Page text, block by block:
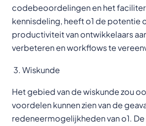
codebeoordelingen en het
kennisdeling, heeft o1 de potentie
productiviteit van ontwikkelaars
verbeteren en workflows te
Wiskunde
Het gebied van de wiskunde zou
voordelen kunnen zien van de
redeneermogelijkheden van o1.